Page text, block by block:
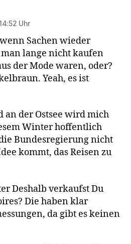
Uhr
Sachen wieder
lange nicht kaufen
der Mode waren, oder?
Yeah, es ist
an der Ostsee wird mich
Winter hoffentlich
Bundesregierung nicht
kommt, das Reisen zu
Deshalb verkaufst Du
Die haben klar
da gibt es keinen